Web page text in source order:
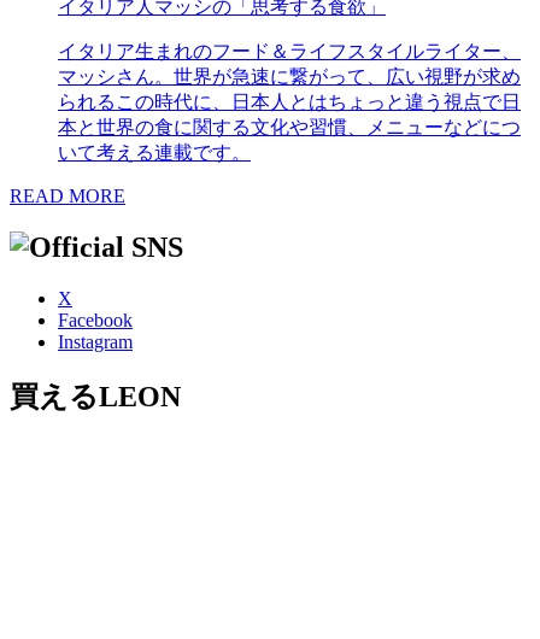
イタリア人マッシの「思考する食欲」
イタリア生まれのフード＆ライフスタイルライター、
マッシさん。世界が急速に繋がって、広い視野が求め
られるこの時代に、日本人とはちょっと違う視点で日
本と世界の食に関する文化や習慣、メニューなどにつ
いて考える連載です。
READ MORE
X
Facebook
Instagram
買えるLEON